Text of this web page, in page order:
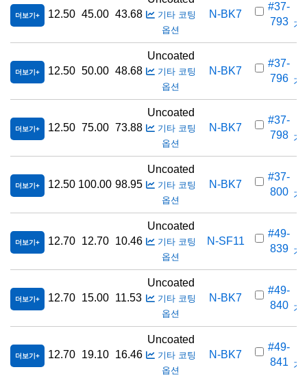
더보기 12.50 45.00 43.68
기타 코팅
옵션
N-BK7
#37-
793 가
더보기 12.50 50.00 48.68
Uncoated
기타 코팅
옵션
N-BK7
#37-
796 가
더보기 12.50 75.00 73.88
Uncoated
기타 코팅
옵션
N-BK7
#37-
798 가
더보기 12.50 100.00 98.95
Uncoated
기타 코팅
옵션
N-BK7
#37-
800 가
더보기 12.70 12.70 10.46
Uncoated
기타 코팅
옵션
N-SF11
#49-
839 가
더보기 12.70 15.00 11.53
Uncoated
기타 코팅
옵션
N-BK7
#49-
840 가
더보기 12.70 19.10 16.46
Uncoated
기타 코팅
옵션
N-BK7
#49-
841 가